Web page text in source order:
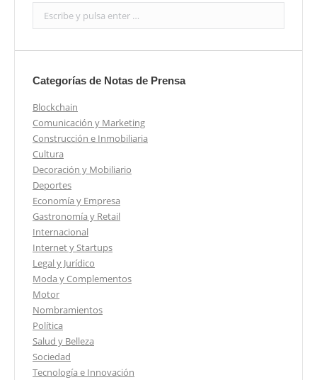
Categorías de Notas de Prensa
Blockchain
Comunicación y Marketing
Construcción e Inmobiliaria
Cultura
Decoración y Mobiliario
Deportes
Economía y Empresa
Gastronomía y Retail
Internacional
Internet y Startups
Legal y Jurídico
Moda y Complementos
Motor
Nombramientos
Política
Salud y Belleza
Sociedad
Tecnología e Innovación